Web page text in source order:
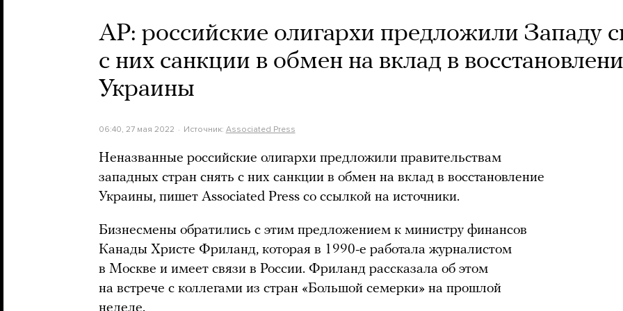
AP: российские олигархи предложили Западу
с них санкции в обмен на вклад в
Украины
06:40, 27 мая 2022 Источник: Associated Press
Неназванные российские олигархи предложили правительствам
западных стран снять с них санкции в обмен на вклад в восстановление
Украины, пишет Associated Press со ссылкой на источники.
Бизнесмены обратились с этим предложением к министру финансов
Канады Христе Фриланд, которая в 1990-е работала журналистом
в Москве и имеет связи в России. Фриланд рассказала об этом
на встрече с коллегами из стран «Большой семерки» на прошлой
неделе.